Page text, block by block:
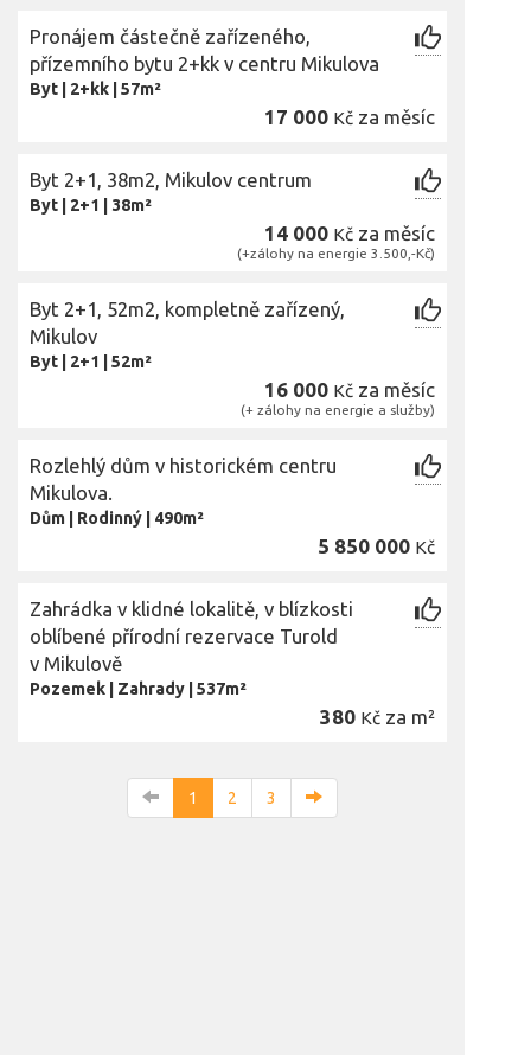
Pronájem částečně zařízeného,
přízemního bytu 2+kk v centru Mikulova
Byt 2+kk 57m²
17 000 Kč za měsíc
Byt 2+1, 38m2, Mikulov centrum
Byt 2+1 38m²
14 000 Kč za měsíc
(+zálohy na energie 3.500,-Kč)
Byt 2+1, 52m2, kompletně zařízený,
Mikulov
Byt 2+1 52m²
16 000 Kč za měsíc
(+ zálohy na energie a služby)
Rozlehlý dům v historickém centru
Mikulova.
Dům Rodinný 490m²
5 850 000 Kč
Zahrádka v klidné lokalitě, v blízkosti
oblíbené přírodní rezervace Turold
v Mikulově
Pozemek Zahrady 537m²
380 Kč za m²
1 2 3